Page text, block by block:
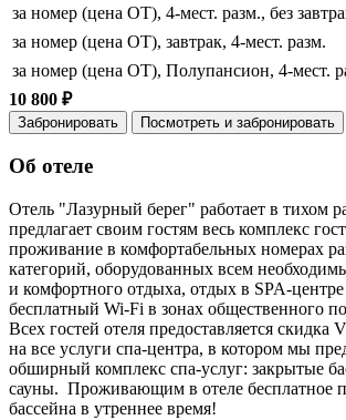
за номер (цена ОТ), 4-мест. разм., без
за номер (цена ОТ), завтрак, 4-мест. разм.
за номер (цена ОТ), Полупансион, 4-мест.
10 800 ₽
Забронировать Посмотреть и забронировать
Об отеле
Отель "Лазурный берег" работает в тихом
предлагает своим гостям весь комплекс
проживание в комфортабельных номерах
категорий, оборудованных всем
и комфортного отдыха, отдых в SPA-
бесплатный Wi-Fi в зонах общественного
Всех гостей отеля предоставляется скидка
на все услуги спа-центра, в котором мы
обширный комплекс спа-услуг: закрытые
сауны. Проживающим в отеле бесплатное
бассейна в утреннее время!